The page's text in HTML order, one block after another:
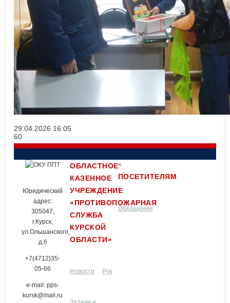
29.04.2026 16:05
60
Юридический
адрес:
305047,
г.Курск,
ул.Ольшанского,
д.6
+7(4712)35-
05-66
e-mail: pps-
kursk@mail.ru
ОБЛАСТНОЕ
КАЗЕННОЕ
УЧРЕЖДЕНИЕ
«ПРОТИВОПОЖАРНАЯ
СЛУЖБА
КУРСКОЙ
ОБЛАСТИ»
Новости Руководство и
<
ПОСЕТИТЕЛЯМ
Обращение